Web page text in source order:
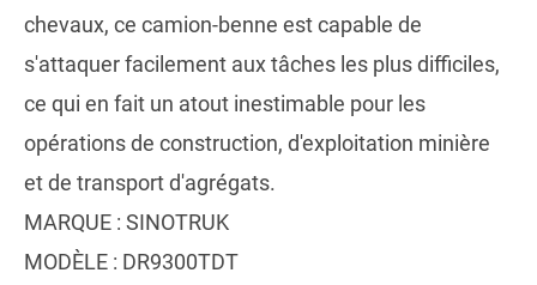
chevaux, ce camion-benne est capable de
s'attaquer facilement aux tâches les plus difficiles,
ce qui en fait un atout inestimable pour les
opérations de construction, d'exploitation minière
et de transport d'agrégats.
MARQUE : SINOTRUK
MODÈLE : DR9300TDT